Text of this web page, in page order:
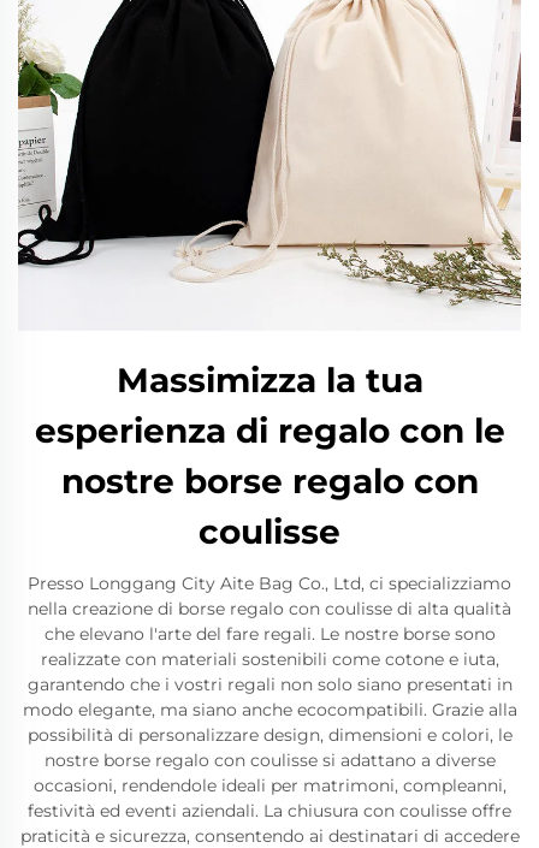
Massimizza la tua
esperienza di regalo con le
nostre borse regalo con
coulisse
Presso Longgang City Aite Bag Co., Ltd, ci specializziamo
nella creazione di borse regalo con coulisse di alta qualità
che elevano l'arte del fare regali. Le nostre borse sono
realizzate con materiali sostenibili come cotone e iuta,
garantendo che i vostri regali non solo siano presentati in
modo elegante, ma siano anche ecocompatibili. Grazie alla
possibilità di personalizzare design, dimensioni e colori, le
nostre borse regalo con coulisse si adattano a diverse
occasioni, rendendole ideali per matrimoni, compleanni,
festività ed eventi aziendali. La chiusura con coulisse offre
praticità e sicurezza, consentendo ai destinatari di accedere